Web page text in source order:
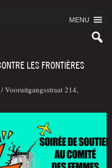
MENU
LES FRONTIÈRES
Vooruitgangsstraat 214,